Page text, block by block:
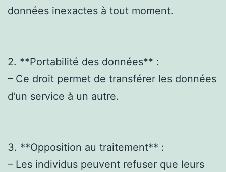
données inexactes à tout moment.
2. **Portabilité des données** :
– Ce droit permet de transférer les données
d’un service à un autre.
3. **Opposition au traitement** :
– Les individus peuvent refuser que leurs